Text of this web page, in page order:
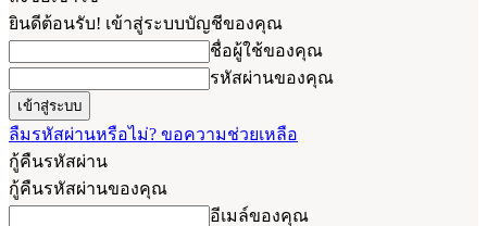
ยินดีต้อนรับ! เข้าสู่ระบบบัญชีของคุณ
ชื่อผู้ใช้ของคุณ
รหัสผ่านของคุณ
ลืมรหัสผ่านหรือไม่? ขอความช่วยเหลือ
กู้คืนรหัสผ่าน
กู้คืนรหัสผ่านของคุณ
อีเมล์ของคุณ